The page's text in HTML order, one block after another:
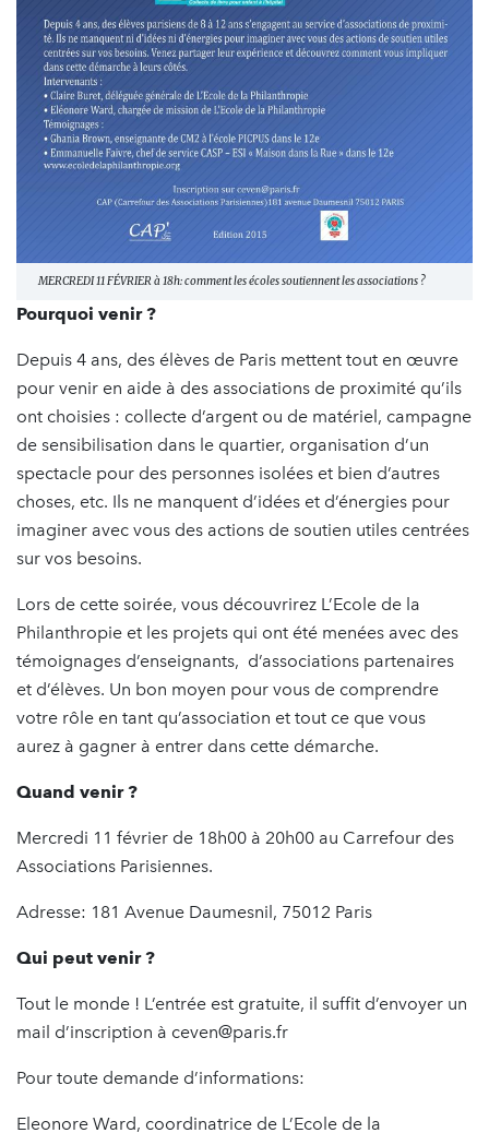
MERCREDI 11 FÉVRIER à 18h: comment les écoles soutiennent les associations ?
Pourquoi venir ?
Depuis 4 ans, des élèves de Paris mettent tout en œuvre
pour venir en aide à des associations de proximité qu’ils
ont choisies : collecte d’argent ou de matériel, campagne
de sensibilisation dans le quartier, organisation d’un
spectacle pour des personnes isolées et bien d’autres
choses, etc. Ils ne manquent d’idées et d’énergies pour
imaginer avec vous des actions de soutien utiles centrées
sur vos besoins.
Lors de cette soirée, vous découvrirez L’Ecole de la
Philanthropie et les projets qui ont été menées avec des
témoignages d’enseignants, d’associations partenaires
et d’élèves. Un bon moyen pour vous de comprendre
votre rôle en tant qu’association et tout ce que vous
aurez à gagner à entrer dans cette démarche.
Quand venir ?
Mercredi 11 février de 18h00 à 20h00 au Carrefour des
Associations Parisiennes.
Adresse: 181 Avenue Daumesnil, 75012 Paris
Qui peut venir ?
Tout le monde ! L’entrée est gratuite, il suffit d’envoyer un
mail d’inscription à ceven@paris.fr
Pour toute demande d’informations:
Eleonore Ward, coordinatrice de L’Ecole de la